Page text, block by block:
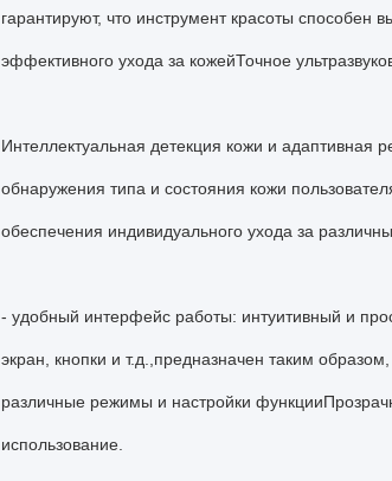
гарантируют, что инструмент красоты способен
эффективного ухода за кожейТочное
Интеллектуальная детекция кожи и адаптивная
обнаружения типа и состояния кожи
обеспечения индивидуального ухода за
- удобный интерфейс работы: интуитивный и
экран, кнопки и т.д.,предназначен таким
различные режимы и настройки
использование.